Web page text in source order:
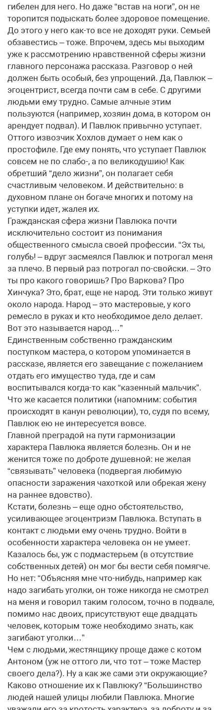
гибелен для него. Но даже “встав на ноги”, он не
торопится подыскать более здоровое помещение.
До этого у него как-то все не доходят руки. Семьей
обзавестись – тоже. Впрочем, здесь мы выходим
уже к рассмотрению нравственной сферы жизни
главного персонажа рассказа. Разговор о ней
должен быть особый, без упрощений. Да, Павлюк –
эгоцентрист, всегда почти сам в себе. С другими
людьми ему трудно. Самые алчные этим
пользуются (например, хозяин дома, в котором он
арендует подвал). И Павлюк привычно уступает.
Оттого извозчик Хохлов думает о нем как о
простофиле. Где ему понять, что уступает Павлюк
совсем не по слабо-, а по великодушию! Как
обретший “дело жизни”, он полагает себя
счастливым человеком. И действительно: в
духовном плане он богаче многих и потому на
уступки идет, жалея их.
Гражданская сфера жизни Павлюка почти
исключительно состоит из понимания
общественного смысла своей профессии. “Эх ты,
голубь! – вдруг засмеялся Павлюк и потрогал меня
за плечо. В первый раз потрогал по-свойски. – Это
ты про какого говоришь? Про Варкова? Про
Хинчука? Это, брат, еще не народ. Эти только живут
около народа. Народ – это мастеровые, у кого
ремесло в руках и кто необходимое дело делает.
Вот это называется народ…”
Единственным собственно гражданским
поступком мастера, о котором упоминается в
рассказе, является его завещание с пожеланием
отдать его имущество туда, где и сам
воспитывался когда-то как “казенный мальчик”.
Что же касается политики (напомним: события
происходят в канун революции), то, судя по всему,
Павлюк ею не интересуется вовсе.
Главной преградой на пути гармонизации
характера Павлюка является болезнь. Он и не
женится тоже по доброте душевной: не желая
“связывать” человека (подвергая любимую
опасности заражения чахоткой или обрекая жену
на раннее вдовство).
Кстати, болезнь – еще одно обстоятельство,
усиливающее эгоцентризм Павлюка. Вступать в
контакт с людьми ему очень трудно. Войти в
особенности характера человека он не умеет.
Казалось бы, уж с подмастерьем (в отсутствие
собственных детей) он мог бы вести себя помягче.
Но нет: “Объясняя мне что-нибудь, например как
надо загибать уголки, он тоже никогда не смотрел
на меня и говорил таким голосом, точно в подвале,
помимо нас двоих, присутствуют еще двадцать
человек, которым тоже необходимо знать, как
загибают уголки…”
Чем с людьми, жестянщику проще даже с котом
Антоном (уж не оттого ли, что тот – тоже Мастер
своего дела?). Ну а как же сами эти окружающие?
Каково отношение их к Павлюку? “Большинство
людей нашей улицы любили Павлюка. Многие